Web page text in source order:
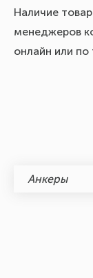
Наличие
менеджеров
онлайн или по
Анкеры